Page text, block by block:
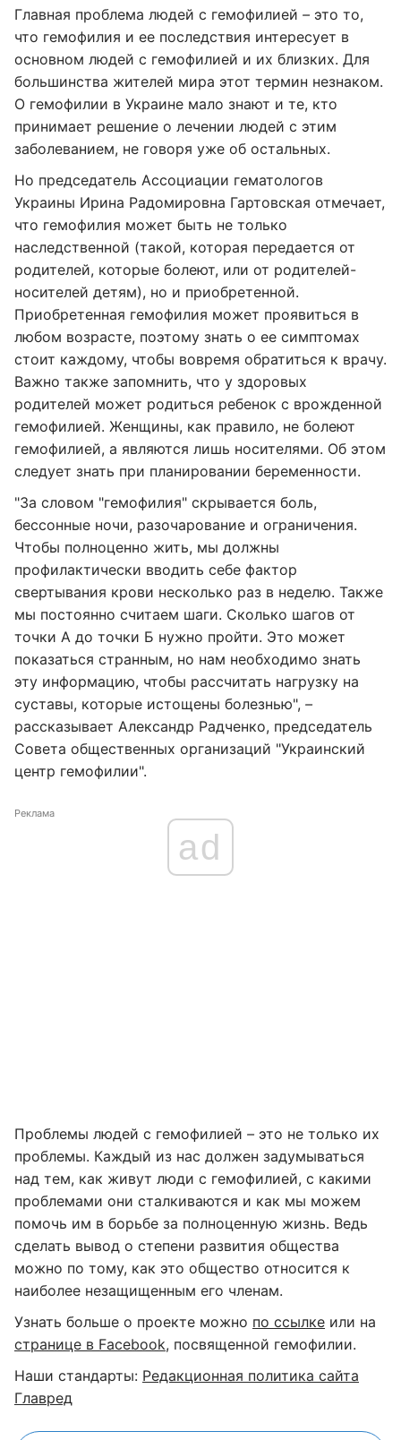
Главная проблема людей с гемофилией – это то,
что гемофилия и ее последствия интересует в
основном людей с гемофилией и их близких. Для
большинства жителей мира этот термин незнаком.
О гемофилии в Украине мало знают и те, кто
принимает решение о лечении людей с этим
заболеванием, не говоря уже об остальных.
Но председатель Ассоциации гематологов
Украины Ирина Радомировна Гартовская отмечает,
что гемофилия может быть не только
наследственной (такой, которая передается от
родителей, которые болеют, или от родителей-
носителей детям), но и приобретенной.
Приобретенная гемофилия может проявиться в
любом возрасте, поэтому знать о ее симптомах
стоит каждому, чтобы вовремя обратиться к врачу.
Важно также запомнить, что у здоровых
родителей может родиться ребенок с врожденной
гемофилией. Женщины, как правило, не болеют
гемофилией, а являются лишь носителями. Об этом
следует знать при планировании беременности.
"За словом "гемофилия" скрывается боль,
бессонные ночи, разочарование и ограничения.
Чтобы полноценно жить, мы должны
профилактически вводить себе фактор
свертывания крови несколько раз в неделю. Также
мы постоянно считаем шаги. Сколько шагов от
точки А до точки Б нужно пройти. Это может
показаться странным, но нам необходимо знать
эту информацию, чтобы рассчитать нагрузку на
суставы, которые истощены болезнью", –
рассказывает Александр Радченко, председатель
Совета общественных организаций "Украинский
центр гемофилии".
Реклама
ad
Проблемы людей с гемофилией – это не только их
проблемы. Каждый из нас должен задумываться
над тем, как живут люди с гемофилией, с какими
проблемами они сталкиваются и как мы можем
помочь им в борьбе за полноценную жизнь. Ведь
сделать вывод о степени развития общества
можно по тому, как это общество относится к
наиболее незащищенным его членам.
Узнать больше о проекте можно по ссылке или на
странице в Facebook, посвященной гемофилии.
Наши стандарты: Редакционная политика сайта
Главред